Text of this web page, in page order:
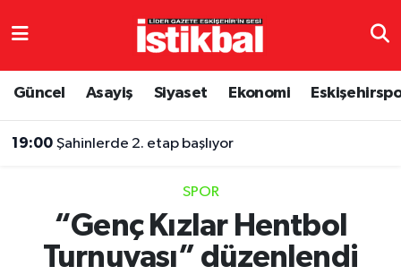
Güncel Asayiş Siyaset Ekonomi
19:00 Şahinlerde 2. etap başlıyor
SPOR
“Genç Kızlar Hentbol
Turnuvası” düzenlendi
Eskişehirspor
Spor
Eskişehir Nöbetçi Eczaneler
TFF 3.Lig 4.Grup Puan Durumu ve Fikstür